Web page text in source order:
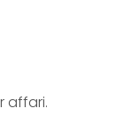
affari.